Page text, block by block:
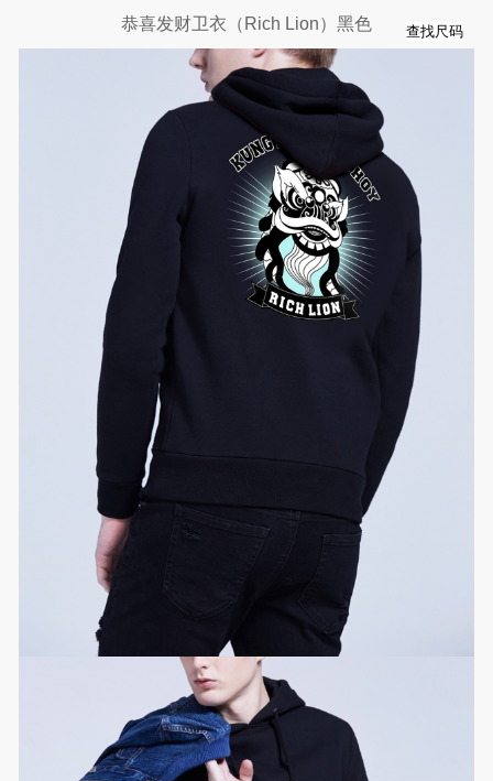
恭喜发财卫衣（Rich Lion）黑色